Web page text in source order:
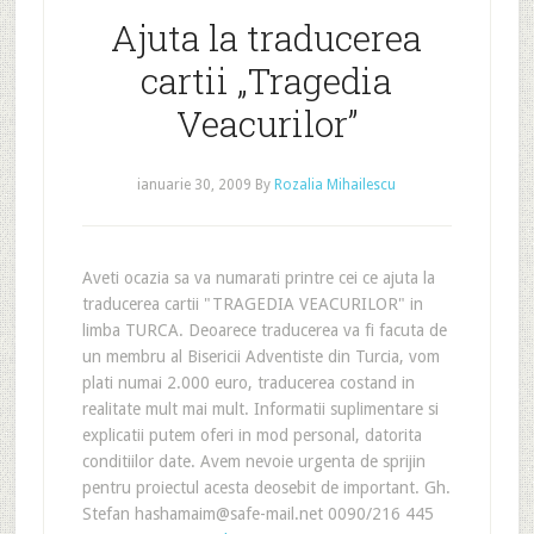
Ajuta la traducerea
cartii „Tragedia
Veacurilor”
ianuarie 30, 2009 By Rozalia Mihailescu
Aveti ocazia sa va numarati printre cei ce ajuta la
traducerea cartii "TRAGEDIA VEACURILOR" in
limba TURCA. Deoarece traducerea va fi facuta de
un membru al Bisericii Adventiste din Turcia, vom
plati numai 2.000 euro, traducerea costand in
realitate mult mai mult. Informatii suplimentare si
explicatii putem oferi in mod personal, datorita
conditiilor date. Avem nevoie urgenta de sprijin
pentru proiectul acesta deosebit de important. Gh.
Stefan hashamaim@safe-mail.net 0090/216 445